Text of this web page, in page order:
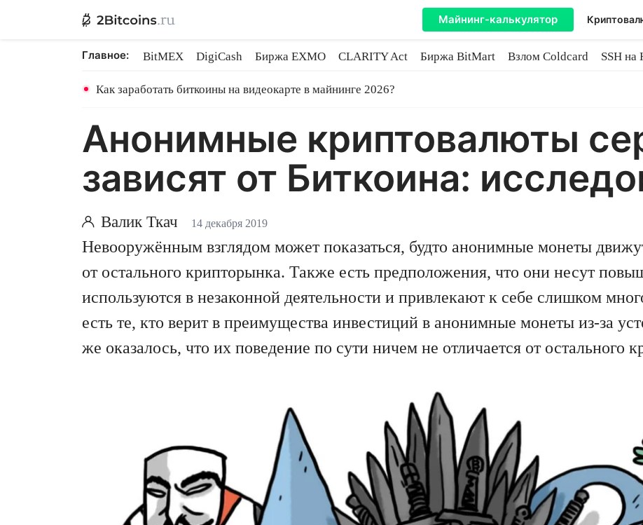
Майнинг-калькулятор
Главное: BitMEX DigiCash Биржа EXMO CLARITY Act Биржа BitMart Взлом Coldcard SSH на
Как заработать биткоины на видеокарте в майнинге 2026?
Анонимные криптовалюты
зависят от Биткоина:
Валик Ткач 14 декабря 2019
Невооружённым взглядом может показаться, будто анонимные монеты
от остального крипторынка. Также есть предположения, что они несут
используются в незаконной деятельности и привлекают к себе слишком
есть те, кто верит в преимущества инвестиций в анонимные монеты из-за
же оказалось, что их поведение по сути ничем не отличается от остального